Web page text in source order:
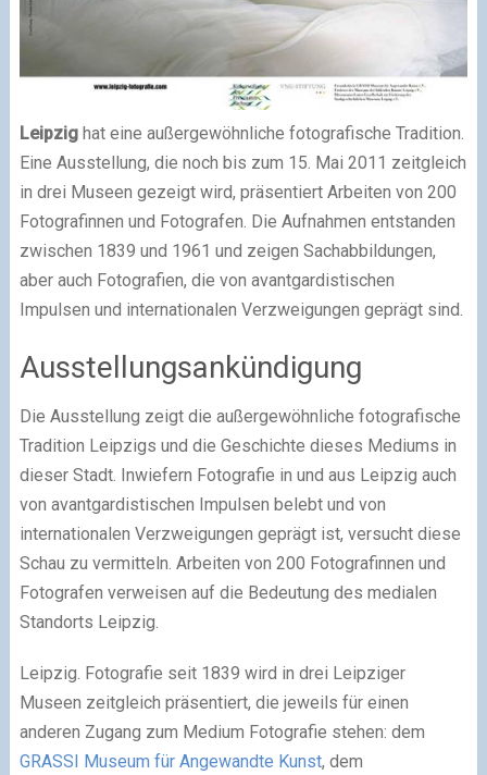
Leipzighat eine außergewöhnliche fotografische Tradition.
Eine Ausstellung, die noch bis zum 15. Mai 2011 zeitgleich
in drei Museen gezeigt wird, präsentiert Arbeiten von 200
Fotografinnen und Fotografen. Die Aufnahmen entstanden
zwischen 1839 und 1961 und zeigen Sachabbildungen,
aber auch Fotografien, die von avantgardistischen
Impulsen und internationalen Verzweigungen geprägt sind.
Ausstellungsankündigung
Die Ausstellung zeigt die außergewöhnliche fotografische
Tradition Leipzigs und die Geschichte dieses Mediums in
dieser Stadt. Inwiefern Fotografie in und aus Leipzig auch
von avantgardistischen Impulsen belebt und von
internationalen Verzweigungen geprägt ist, versucht diese
Schau zu vermitteln. Arbeiten von 200 Fotografinnen und
Fotografen verweisen auf die Bedeutung des medialen
Standorts Leipzig.
Leipzig. Fotografie seit 1839 wird in drei Leipziger
Museen zeitgleich präsentiert, die jeweils für einen
anderen Zugang zum Medium Fotografie stehen: dem
GRASSI Museum für Angewandte Kunst, dem